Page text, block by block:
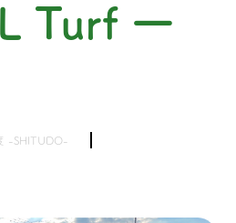
Turf 一
-SHITUDO-